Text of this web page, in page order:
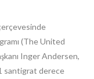
(The United
Inger Andersen,
santigrat derece